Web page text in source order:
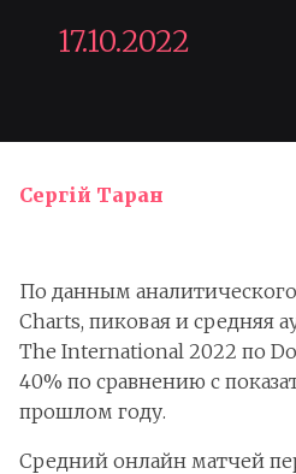
17.10.2022
Сергій Таран
По данным
Charts, пиковая и средняя
The International 2022 по
40% по сравнению с
прошлом году.
Средний онлайн матчей